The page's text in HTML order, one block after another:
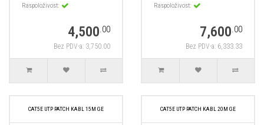
Raspoloživost:
4,500.00
Bez PDV-a: 3,750.00
Raspoloživost:
7,600.00
Bez PDV-a: 6,333.33
CAT5E UTP PATCH KABL 15M GE CAT5E UTP PATCH KABL 20M GE